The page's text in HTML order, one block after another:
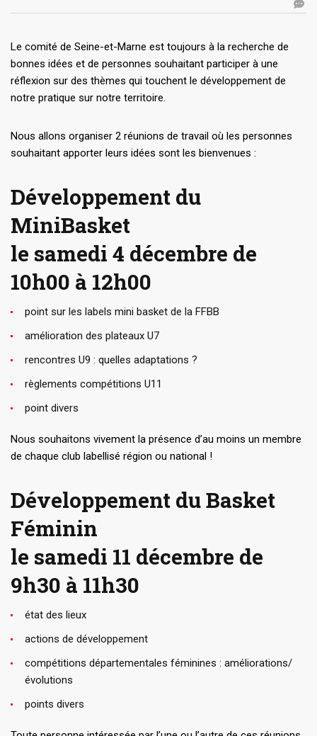
Le comité de Seine-et-Marne est toujours à la recherche de
bonnes idées et de personnes souhaitant participer à une
réflexion sur des thèmes qui touchent le développement de
notre pratique sur notre territoire.
Nous allons organiser 2 réunions de travail où les personnes
souhaitant apporter leurs idées sont les bienvenues :
Développement du
MiniBasket
le samedi 4 décembre de
10h00 à 12h00
point sur les labels mini basket de la FFBB
amélioration des plateaux U7
rencontres U9 : quelles adaptations ?
règlements compétitions U11
point divers
Nous souhaitons vivement la présence d’au moins un membre
de chaque club labellisé région ou national !
Développement du Basket
Féminin
le samedi 11 décembre de
9h30 à 11h30
état des lieux
actions de développement
compétitions départementales féminines : améliorations/
évolutions
points divers